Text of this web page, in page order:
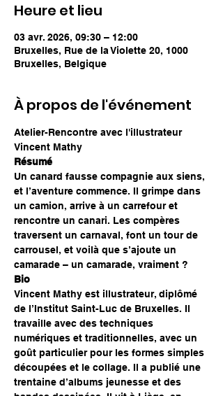
Heure et lieu
03 avr. 2026, 09:30 – 12:00
Bruxelles, Rue de la Violette 20, 1000
Bruxelles, Belgique
À propos de l'événement
Atelier-Rencontre avec l'illustrateur
Vincent Mathy
Résumé
Un canard fausse compagnie aux siens,
et l’aventure commence. Il grimpe dans
un camion, arrive à un carrefour et
rencontre un canari. Les compères
traversent un carnaval, font un tour de
carrousel, et voilà que s’ajoute un
camarade – un camarade, vraiment ?
Bio
Vincent Mathy est illustrateur, diplômé
de l’Institut Saint-Luc de Bruxelles. Il
travaille avec des techniques
numériques et traditionnelles, avec un
goût particulier pour les formes simples
découpées et le collage. Il a publié une
trentaine d’albums jeunesse et des